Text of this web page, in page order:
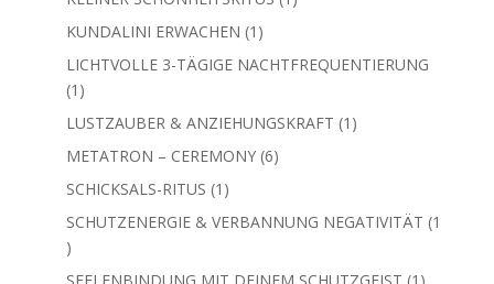
KUNDALINI ERWACHEN 1 1
Produkt
LICHTVOLLE 3-TÄGIGE NACHTFREQUENTIERUNG
1 1
Produkt
LUSTZAUBER & ANZIEHUNGSKRAFT 1 1
METATRON – CEREMONY 66
SCHICKSALS-RITUS 1 1
Produkt
SCHUTZENERGIE & VERBANNUNG NEGATIVITÄT 1
1
Produkt
SEELENBINDUNG MIT DEINEM SCHUTZGEIST 1 1